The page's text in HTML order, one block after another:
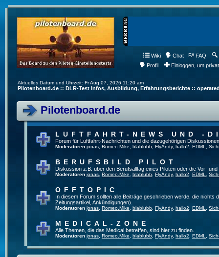
Wiki Chat FAQ
Profil
Einloggen, um
Aktuelles Datum und Uhrzeit: Fr Aug 07, 2026 11:20 am
Pilotenboard.de :: DLR-Test Infos, Ausbildung, Erfahrungsberichte ::
Pilotenboard.de
LUFTFAHRT-NEWS UND -
Forum für Luftfahrt-Nachrichten und die dazugehörigen
Moderatoren jonas Romeo.Mike blablubb FlyAndy, hallo2 EDML
BERUFSBILD PILOT
Diskussion z.B. über den Berufsalltag eines Piloten oder die Vor-
Moderatoren jonas Romeo.Mike blablubb FlyAndy, hallo2 EDML
OFFTOPIC
In diesem Forum sollten alle Beiträge geschrieben werde, die
Zeitungsartikel, Ankündigungen).
Moderatoren jonas Romeo.Mike blablubb FlyAndy, hallo2 EDML
MEDICAL-ZONE
Alle Themen, die das Medical betreffen, sind hier zu finden.
Moderatoren jonas Romeo.Mike blablubb FlyAndy, hallo2 EDML